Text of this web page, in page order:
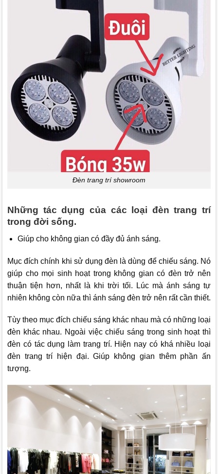
Đèn trang trí showroom
Những tác dụng của các loại đèn trang trí
trong đời sống.
Giúp cho không gian có đầy đủ ánh sáng.
Mục đích chính khi sử dụng đèn là dùng để chiếu sáng. Nó
giúp cho mọi sinh hoạt trong không gian có đèn trở nên
thuận tiện hơn, nhất là khi trời tối. Lúc mà ánh sáng tự
nhiên không còn nữa thì ánh sáng đèn trở nên rất cần thiết.
Tùy theo mục đích chiếu sáng khác nhau mà có những loại
đèn khác nhau. Ngoài việc chiếu sáng trong sinh hoạt thì
đèn có tác dụng làm trang trí. Hiện nay có khá nhiều loại
đèn trang trí hiện đại. Giúp không gian thêm phần ấn
tượng.